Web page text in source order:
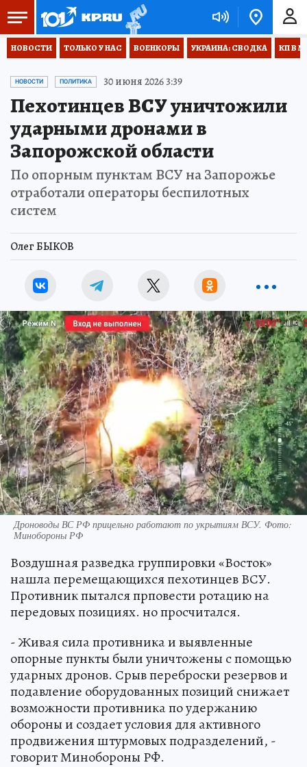
НОВОСТИ ТОЛЬКО У НАС ВОЕНКОРЫ УКРАИНА: СВОДКА КП В
НОВОСТИ ПОЛИТИКА 30 июня 2026 3:39
Пехотинцев ВСУ уничтожили
ударными дронами в
Запорожской области
По опорным пунктам ВСУ на Запорожье
отработали операторы беспилотных
систем
Олег БЫКОВ
Дроноводы ВС РФ прицельно работают по укрытиям ВСУ. Фото:
Минобороны РФ
Воздушная разведка группировки «Восток»
нашла перемещающихся пехотинцев ВСУ.
Противник пытался прповести ротацию на
передовых позициях. но просчитался.
- Живая сила противника и выявленные
опорные пункты были уничтожены с помощью
ударных дронов. Срыв переброски резервов и
подавление оборудованных позиций снижает
возможности противника по удержанию
обороны и создает условия для активного
продвижения штурмовых подразделений, -
говорит Минобороны РФ.